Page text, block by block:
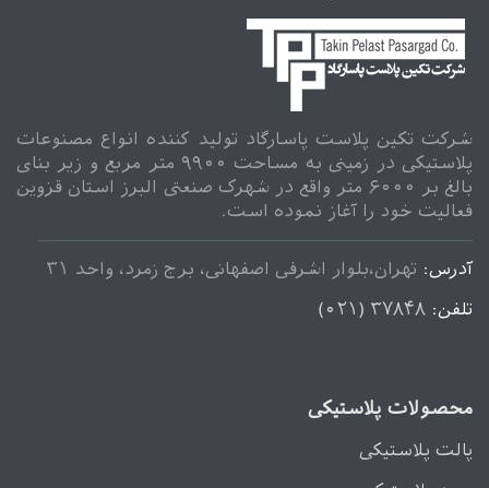
شرکت تکین پلاست پاسارگاد تولید کننده انواع مصنوعات
پلاستیکی در زمینی به مساحت ۹۹۰۰ متر مربع و زیر بنای
بالغ بر ۶۰۰۰ متر واقع در شهرک صنعتی البرز استان قزوین
فعالیت خود را آغاز نموده است.
آدرس: تهران،بلوار اشرفی اصفهانی، برج زمرد، واحد ۳۱
تلفن: ۳۷۸۴۸ (۰۲۱)
محصولات پلاستیکی
پالت پلاستیکی